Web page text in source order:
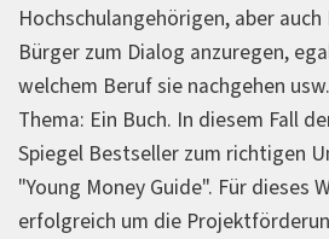
Hochschulangehörigen, aber
Bürger zum Dialog anzuregen,
welchem Beruf sie nachgehen
Thema: Ein Buch. In diesem Fall
Spiegel Bestseller zum richtigen
"Young Money Guide". Für dieses
erfolgreich um die